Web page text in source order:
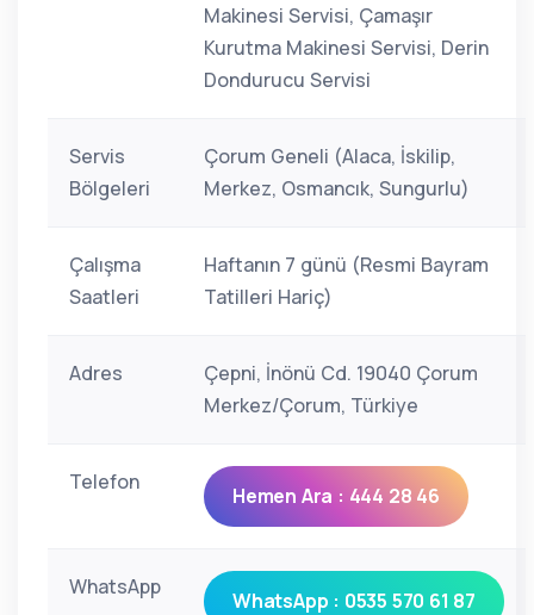
Makinesi Servisi, Çamaşır
Kurutma Makinesi Servisi, Derin
Dondurucu Servisi
Servis
Bölgeleri
Çorum Geneli (Alaca, İskilip,
Merkez, Osmancık, Sungurlu)
Çalışma
Saatleri
Haftanın 7 günü (Resmi Bayram
Tatilleri Hariç)
Adres
Çepni, İnönü Cd. 19040 Çorum
Merkez/Çorum, Türkiye
Telefon
Hemen Ara : 444 28 46
WhatsApp
WhatsApp : 0535 570 61 87